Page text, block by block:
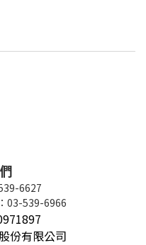
6627
：03-539-6966
份有限公司